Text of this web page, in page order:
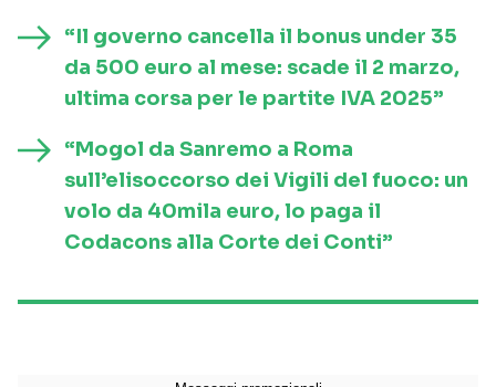
“Il governo cancella il bonus under 35
da 500 euro al mese: scade il 2 marzo,
ultima corsa per le partite IVA 2025”
“Mogol da Sanremo a Roma
sull’elisoccorso dei Vigili del fuoco: un
volo da 40mila euro, lo paga il
Codacons alla Corte dei Conti”